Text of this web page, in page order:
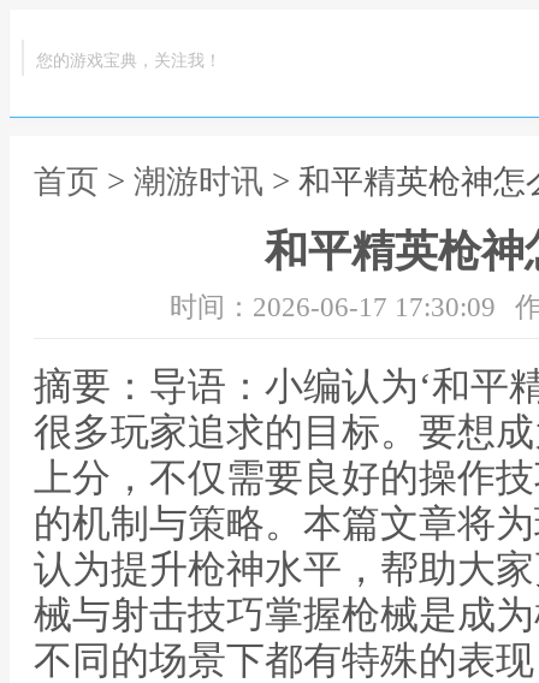
您的游戏宝典，关注我！
首页 > 潮游时讯 > 和平精英枪神怎
和平精英枪神
时间：2026-06-17 17:30:09
摘要：导语：小编认为‘和平
很多玩家追求的目标。要想
上分，不仅需要良好的操作
的机制与策略。本篇文章将
认为提升枪神水平，帮助大
械与射击技巧掌握枪械是成
不同的场景下都有特殊的表